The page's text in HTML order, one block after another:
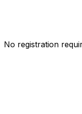
No registration